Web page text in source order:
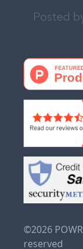
Posted
©2026
reserved